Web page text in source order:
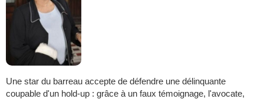
Une star du barreau accepte de défendre une délinquante
coupable d'un hold-up : grâce à un faux témoignage, l'avocate,